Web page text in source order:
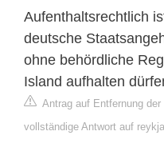
Aufenthaltsrechtlich
deutsche
ohne behördliche
Island aufhalten
Antrag auf Entfernung der
vollständige Antwort auf